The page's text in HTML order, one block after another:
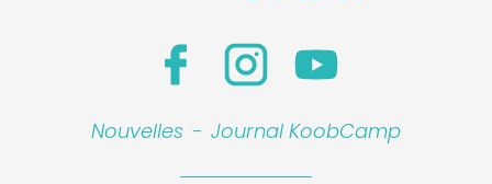
Nouvelles - Journal KoobCamp